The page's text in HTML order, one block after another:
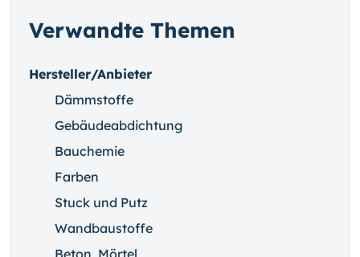
Verwandte Themen
Hersteller/Anbieter
Dämmstoffe
Gebäudeabdichtung
Bauchemie
Farben
Stuck und Putz
Wandbaustoffe